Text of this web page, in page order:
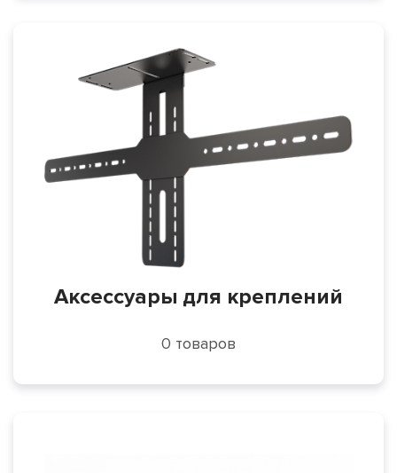
Аксессуары для креплений
0 товаров